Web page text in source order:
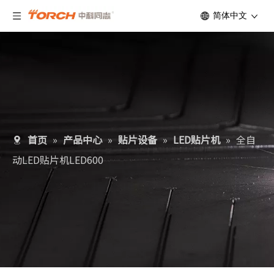
简体中文
首页 » 产品中心 » 贴片设备 » LED贴片机 » 全自
动LED贴片机LED600